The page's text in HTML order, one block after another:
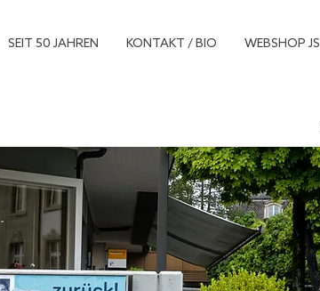
SEIT 50 JAHREN KONTAKT / BIO WEBSHOP JS